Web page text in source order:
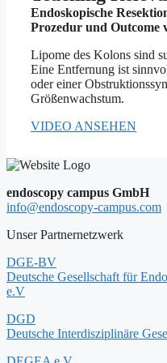
Endoskopische
Prozedur und Outcome
Lipome des Kolons sind
Eine Entfernung ist
oder einer
Größenwachstum.
VIDEO ANSEHEN
endoscopy campus GmbH
info@endoscopy-campus.com
Unser Partnernetzwerk
DGE-BV
Deutsche Gesellschaft für
e.V
DGD
Deutsche Interdisziplinäre